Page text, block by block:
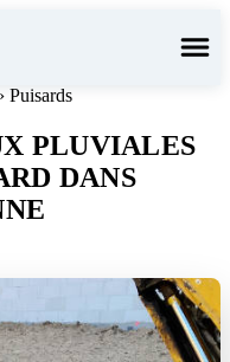
Menu
› Puisards
PLUVIALES
DANS